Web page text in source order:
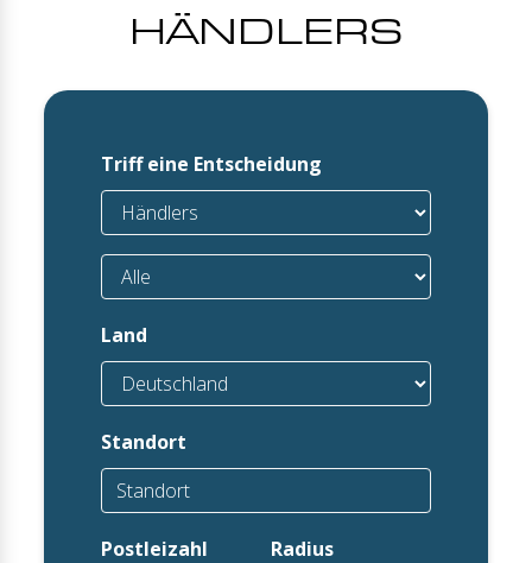
HÄNDLERS
Triff eine Entscheidung
Land
Standort
Postleizahl Radius